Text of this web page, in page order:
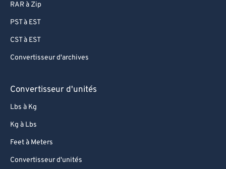
RAR à Zip
PST à EST
CST à EST
Convertisseur d'archives
Convertisseur d'unités
Lbs à Kg
Kg à Lbs
Feet à Meters
Convertisseur d'unités